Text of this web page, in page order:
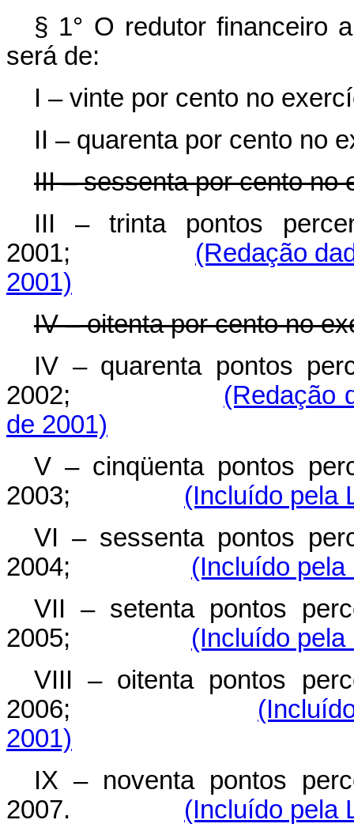
§ 1° O redutor financeiro
será de:
I – vinte por cento no
II – quarenta por cento no
III – sessenta por cento no
III – trinta pontos
2001; (Redação
2001)
IV – oitenta por cento no
IV – quarenta pontos
2002; (Redação
de 2001)
V – cinqüenta pontos
2003; (Incluído pela
VI – sessenta pontos
2004; (Incluído pela
VII – setenta pontos
2005; (Incluído pela
VIII – oitenta pontos
2006;
2001)
IX – noventa pontos
2007. (Incluído pela